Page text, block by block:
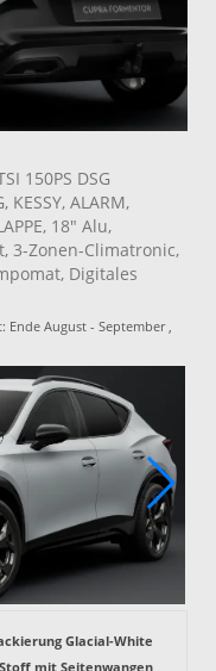
150PS DSG
KESSY, ALARM,
18" Alu,
3-Zonen-Climatronic,
Digitales
August - September ,
Glacial-White
mit Seitenwangen